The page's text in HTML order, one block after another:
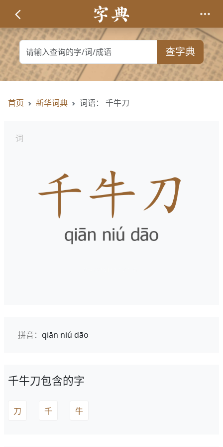
查字典
首页 新华词典 词语： 千牛刀
词
拼音： qiān niú dāo
千牛刀包含的字
刀 千 牛